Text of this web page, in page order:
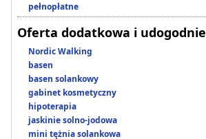
pełnopłatne
Oferta dodatkowa i
Nordic Walking
basen
basen solankowy
gabinet kosmetyczny
hipoterapia
jaskinie solno-jodowa
mini tężnia solankowa